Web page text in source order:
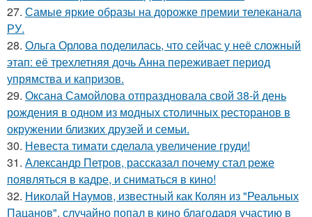
27. Самые яркие образы на дорожке премии телеканала
РУ.
28. Ольга Орлова поделилась, что сейчас у неё сложный
этап: её трехлетняя дочь Анна переживает период
упрямства и капризов.
29. Оксана Самойлова отпраздновала свой 38-й день
рождения в одном из модных столичных ресторанов в
окружении близких друзей и семьи.
30. Невеста тимати сделала увеличение груди!
31. Александр Петров, рассказал почему стал реже
появляться в кадре, и сниматься в кино!
32. Николай Наумов, известный как Колян из "Реальных
Пацанов", случайно попал в кино благодаря участию в